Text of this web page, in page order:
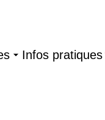
Infos pratiques